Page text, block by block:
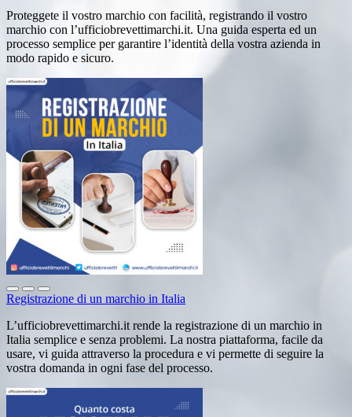
Proteggete il vostro marchio con facilità, registrando il vostro
marchio con l’ufficiobrevettimarchi.it. Una guida esperta ed un
processo semplice per garantire l’identità della vostra azienda in
modo rapido e sicuro.
Registrazione di un marchio in Italia
L’ufficiobrevettimarchi.it rende la registrazione di un marchio in
Italia semplice e senza problemi. La nostra piattaforma, facile da
usare, vi guida attraverso la procedura e vi permette di seguire la
vostra domanda in ogni fase del processo.